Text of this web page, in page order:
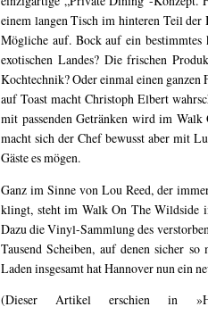
einem langen Tisch im hinteren Teil der
Mögliche auf. Bock auf ein bestimmtes
exotischen Landes? Die frischen
Kochtechnik? Oder einmal einen
auf Toast macht Christoph Elbert
mit passenden Getränken wird im
macht sich der Chef bewusst aber mit
Gäste es mögen.
Ganz im Sinne von Lou Reed, der
klingt, steht im Walk On The Wildside
Dazu die Vinyl-Sammlung des
Tausend Scheiben, auf denen sicher
Laden insgesamt hat Hannover nun ein
(Dieser Artikel erschien in